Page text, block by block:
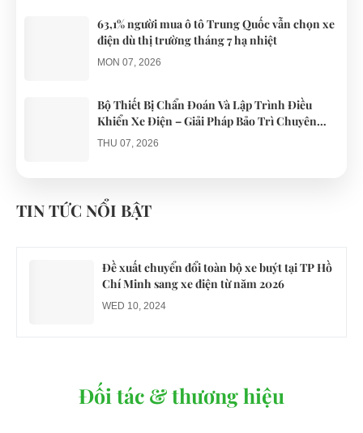
63,1% người mua ô tô Trung Quốc vẫn chọn xe
điện dù thị trường tháng 7 hạ nhiệt
MON 07, 2026
Bộ Thiết Bị Chẩn Đoán Và Lập Trình Điều
Khiển Xe Điện – Giải Pháp Bảo Trì Chuyên
Nghiệp
THU 07, 2026
gổ khi đón du khách ở Quy Nhơn
TIN TỨC NỔI BẬT
Đề xuất chuyển đổi toàn bộ xe buýt tại TP Hồ
Chí Minh sang xe điện từ năm 2026
WED 10, 2024
Đối tác & thương hiệu